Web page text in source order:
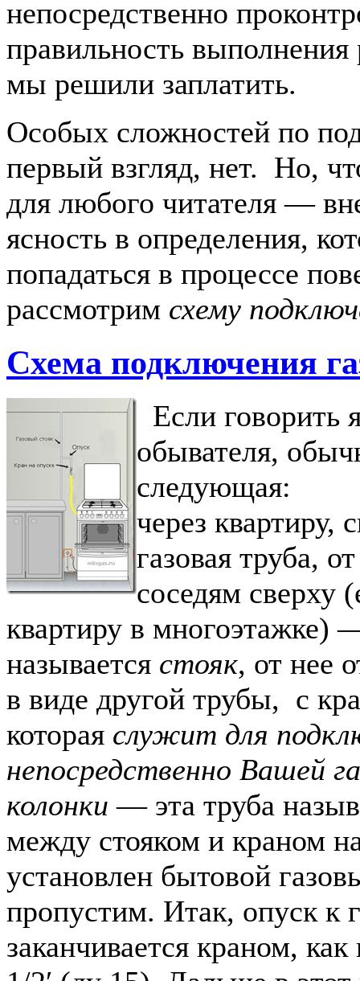
непосредственно
правильность
мы решили заплатить.
Особых сложностей по
первый взгляд, нет. Но,
для любого читателя —
ясность в определения,
попадаться в процессе
рассмотрим схему
Схема подключения
Если говорить
обывателя,
следующая:
через квартиру,
газовая труба,
соседям сверху
квартиру в многоэтажке)
называется стояк, от нее
в виде другой трубы, с
которая служит для
непосредственно Вашей
колонки — эта труба
между стояком и краном
установлен бытовой
пропустим. Итак, опуск к
заканчивается краном,